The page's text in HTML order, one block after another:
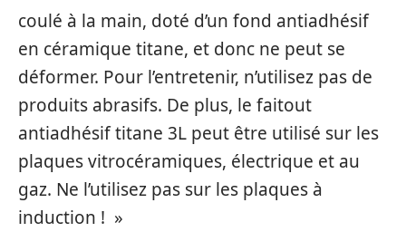
coulé à la main, doté d’un fond antiadhésif
en céramique titane, et donc ne peut se
déformer. Pour l’entretenir, n’utilisez pas de
produits abrasifs. De plus, le faitout
antiadhésif titane 3L peut être utilisé sur les
plaques vitrocéramiques, électrique et au
gaz. Ne l’utilisez pas sur les plaques à
induction ! »